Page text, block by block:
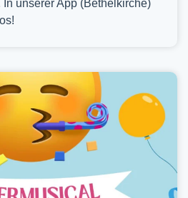
unserer App (Bethelkirche)